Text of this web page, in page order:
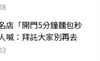
店「開門5分鐘麵包秒
：拜託大家別再去